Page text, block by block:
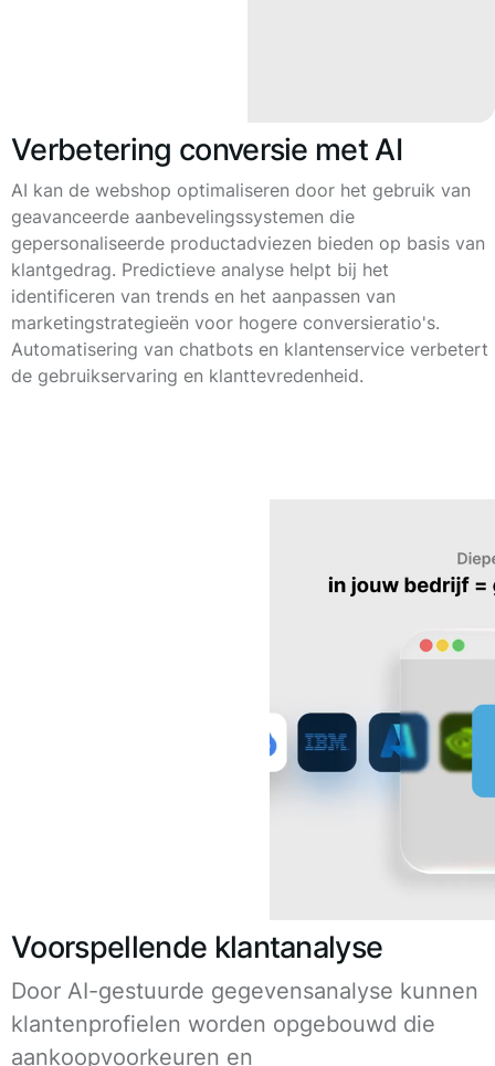
Verbetering conversie met AI
AI kan de webshop optimaliseren door het gebruik van
geavanceerde aanbevelingssystemen die
gepersonaliseerde productadviezen bieden op basis van
klantgedrag. Predictieve analyse helpt bij het
identificeren van trends en het aanpassen van
marketingstrategieën voor hogere conversieratio's.
Automatisering van chatbots en klantenservice verbetert
de gebruikservaring en klanttevredenheid.
Voorspellende klantanalyse
Door AI-gestuurde gegevensanalyse kunnen
klantenprofielen worden opgebouwd die
aankoopvoorkeuren en